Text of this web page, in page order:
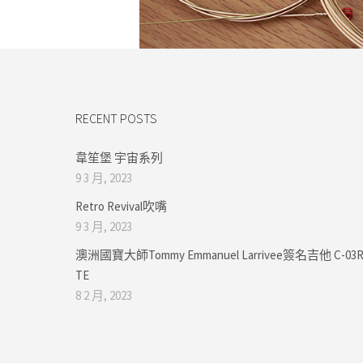
RECENT POSTS
韋笙堡 宇宙系列
9 3 月, 2023
Retro Revival吹嘴
9 3 月, 2023
澳洲國寶大師Tommy Emmanuel Larrivee簽名吉他 C-
TE
8 2 月, 2023